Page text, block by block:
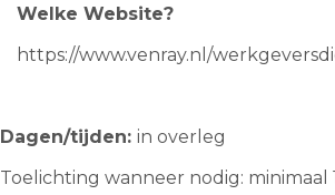
Welke Website?
https://www.venray.nl/
Dagen/tijden: in overleg
Toelichting wanneer nodig: minimaal